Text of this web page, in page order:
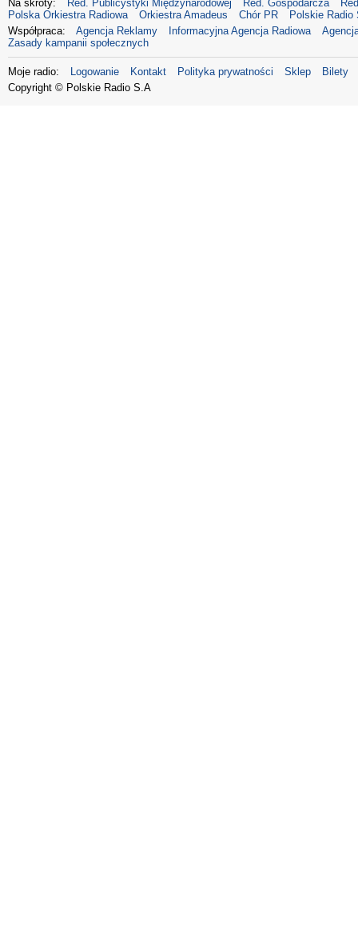
Na skróty: Red. Publicystyki Międzynarodowej Red. Gospodarcza
Polska Orkiestra Radiowa
Orkiestra Amadeus Chór PR
Polskie Radio
Współpraca:
Agencja Reklamy Informacyjna Agencja Radiowa
Zasady kampanii społecznych
Moje radio: Logowanie Kontakt Polityka prywatności Sklep
Bilety
Copyright © Polskie Radio S.A